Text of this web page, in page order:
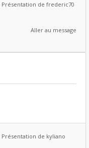
Présentation de frederic70
Aller au message
Présentation de kyliano